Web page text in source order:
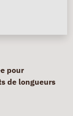
pour
de longueurs